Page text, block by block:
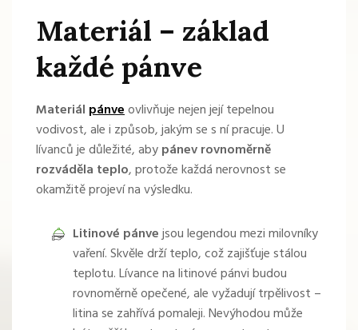
Materiál – základ
každé pánve
Materiál pánveovlivňuje nejen její tepelnou
vodivost, ale i způsob, jakým se s ní pracuje. U
lívanců je důležité, abypánev rovnoměrně
rozváděla teplo, protože každá nerovnost se
okamžitě projeví na výsledku.
Litinové pánvejsou legendou mezi milovníky
vaření. Skvěle drží teplo, což zajišťuje stálou
teplotu. Lívance na litinové pánvi budou
rovnoměrně opečené, ale vyžadují trpělivost –
litina se zahřívá pomaleji. Nevýhodou může